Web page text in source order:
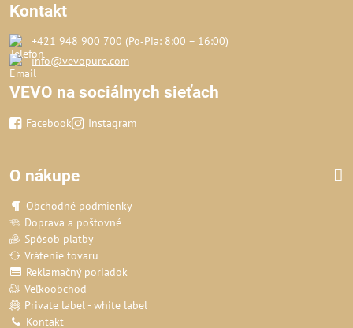
Kontakt
+421 948 900 700 (Po‑Pia: 8:00 – 16:00)
info@vevopure.com
VEVO na sociálnych sieťach
Facebook Instagram
O nákupe
Obchodné podmienky
Doprava a poštovné
Spôsob platby
Vrátenie tovaru
Reklamačný poriadok
Veľkoobchod
Private label - white label
Kontakt